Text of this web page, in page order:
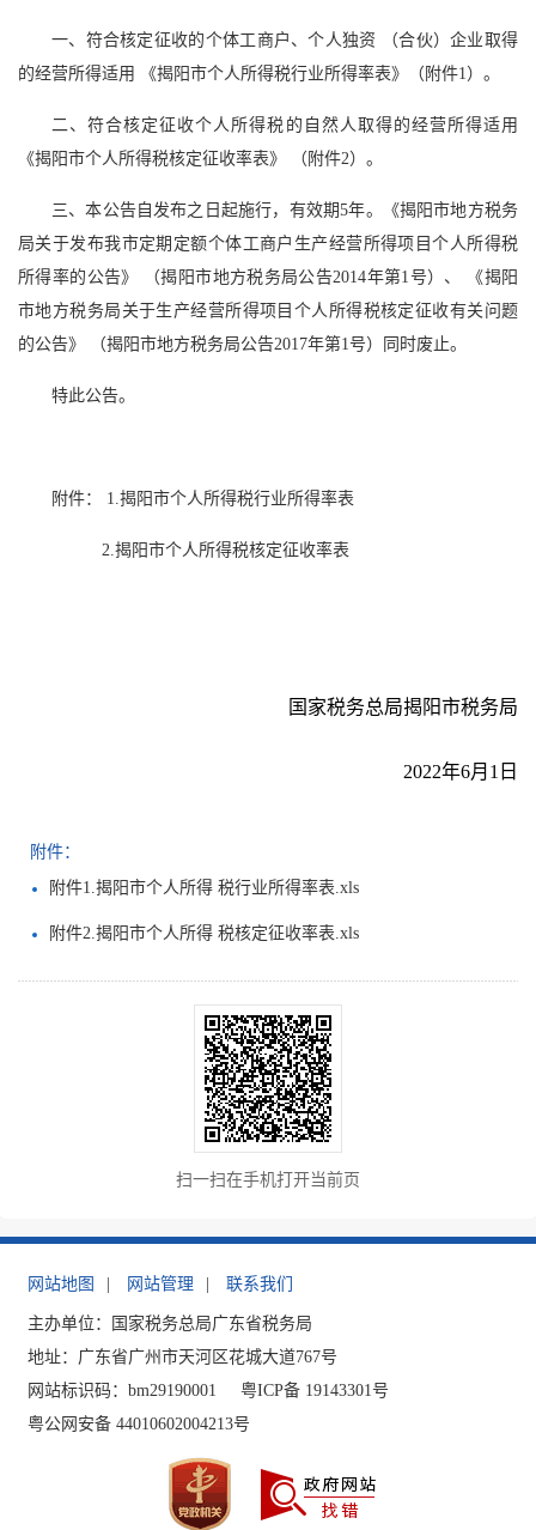
一、符合核定征收的个体工商户、个人独资 （合伙）企业取得
的经营所得适用 《揭阳市个人所得税行业所得率表》（附件1）。
二、符合核定征收个人所得税的自然人取得的经营所得适用
《揭阳市个人所得税核定征收率表》 （附件2）。
三、本公告自发布之日起施行，有效期5年。《揭阳市地方税务
局关于发布我市定期定额个体工商户生产经营所得项目个人所得税
所得率的公告》 （揭阳市地方税务局公告2014年第1号）、 《揭阳
市地方税务局关于生产经营所得项目个人所得税核定征收有关问题
的公告》 （揭阳市地方税务局公告2017年第1号）同时废止。
特此公告。
附件： 1.揭阳市个人所得税行业所得率表
2.揭阳市个人所得税核定征收率表
国家税务总局揭阳市税务局
2022年6月 1 日
附件：
附件1.揭阳市个人所得 税行业所得率表.xls
附件2.揭阳市个人所得 税核定征收率表.xls
扫一扫在手机打开当前页
网站地图 | 网站管理 | 联系我们
主办单位：国家税务总局广东省税务局
地址：广东省广州市天河区花城大道767号
网站标识码：bm29190001
粤ICP备 19143301号
粤公网安备 44010602004213号